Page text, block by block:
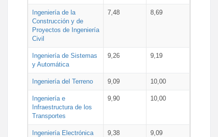
Ingeniería de la
Construcción y de
Proyectos de Ingeniería
Civil
7,48 8,69
Ingeniería de Sistemas
y Automática
9,26 9,19
Ingeniería del Terreno 9,09 10,00
Ingeniería e
Infraestructura de los
Transportes
9,90 10,00
Ingeniería Electrónica 9,38 9,09